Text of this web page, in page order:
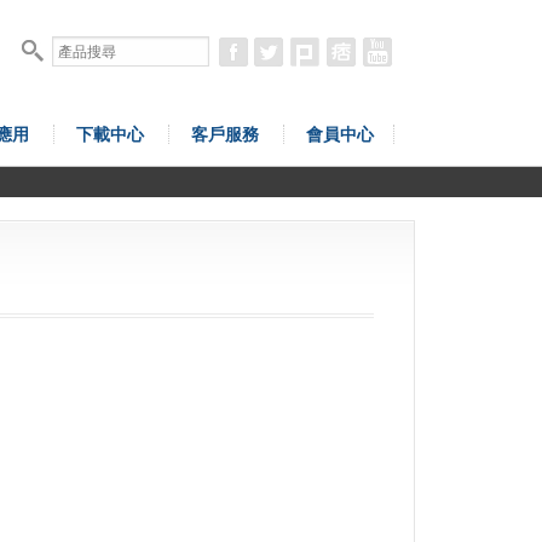
用 下載中心 客戶服務 會員中心